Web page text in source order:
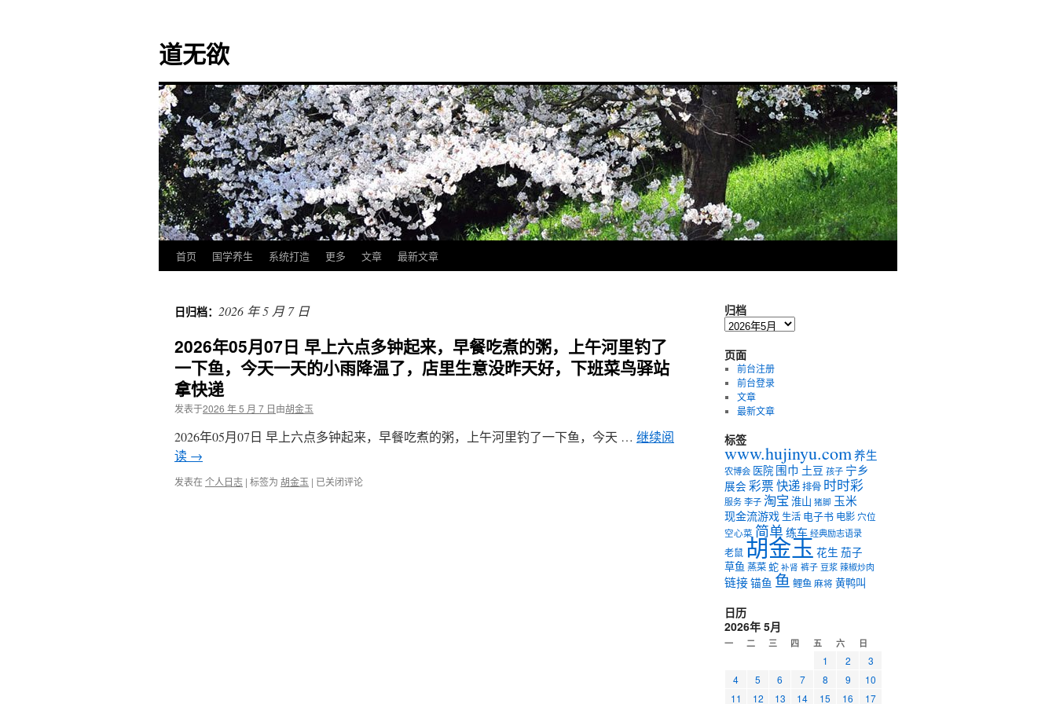
道无欲
文
首页 国学养生 系统打造 更多 文章 最新文章
日归档： 2026 年 5 月 7 日
2026年05月07日 早上六点多钟起来，早餐吃煮的粥，上午河里钓了
一下鱼，今天一天的小雨降温了，店里生意没昨天好，下班菜鸟驿站
拿快递
发表于2026 年 5 月 7 日由胡金玉
2026年05月07日 早上六点多钟起来，早餐吃煮的粥，上午河里钓了一下鱼，今天 … 继续阅
读 →
发表在个人日志 | 标签为 胡金玉 | 2026
已关闭评论
归档
归
页面
前台注册
前台登录
文章
最新文章
标签
www.hujinyu.com养生
农博会 医院 围巾 土豆 孩子 宁乡
展会 彩票 快递排骨 时时彩
服务 李子 淘宝 淮山 猪脚 玉米
现金流游戏 生活 电子书 电影 穴位
空心菜 简单 练车 经典励志语录
老鼠 胡金玉花生 茄子
草鱼 蒸菜 蛇 补肾 裤子 豆浆 辣椒炒肉
链接锚鱼 鱼 鲤鱼 麻将 黄鸭叫
日历
2026年 5月
一 二 三 四 五 六 日
1 2
3
4
5 6 7 8 9
10
11
12 13 14 15 16 17